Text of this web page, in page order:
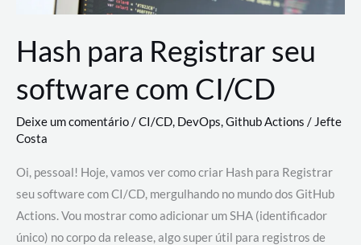
Hash para Registrar seu
software com CI/CD
Deixe um comentário/CI/CD, DevOps,Github Actions /Jefte
Costa
Oi, pessoal! Hoje, vamos ver como criar Hash para Registrar
seu software com CI/CD, mergulhando no mundo dos GitHub
Actions. Vou mostrar como adicionar um SHA (identificador
único) no corpo da release, algo super útil para registros de